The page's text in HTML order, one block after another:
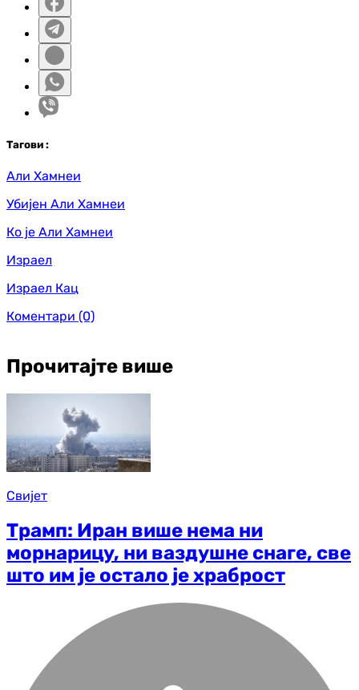
Тагови :
Али Хамнеи
Убијен Али Хамнеи
Ко је Али Хамнеи
Израел
Израел Кац
Коментари (0)
Прочитајте више
Свијет
Трамп: Иран више нема ни
морнарицу, ни ваздушне снаге, све
што им је остало је храброст